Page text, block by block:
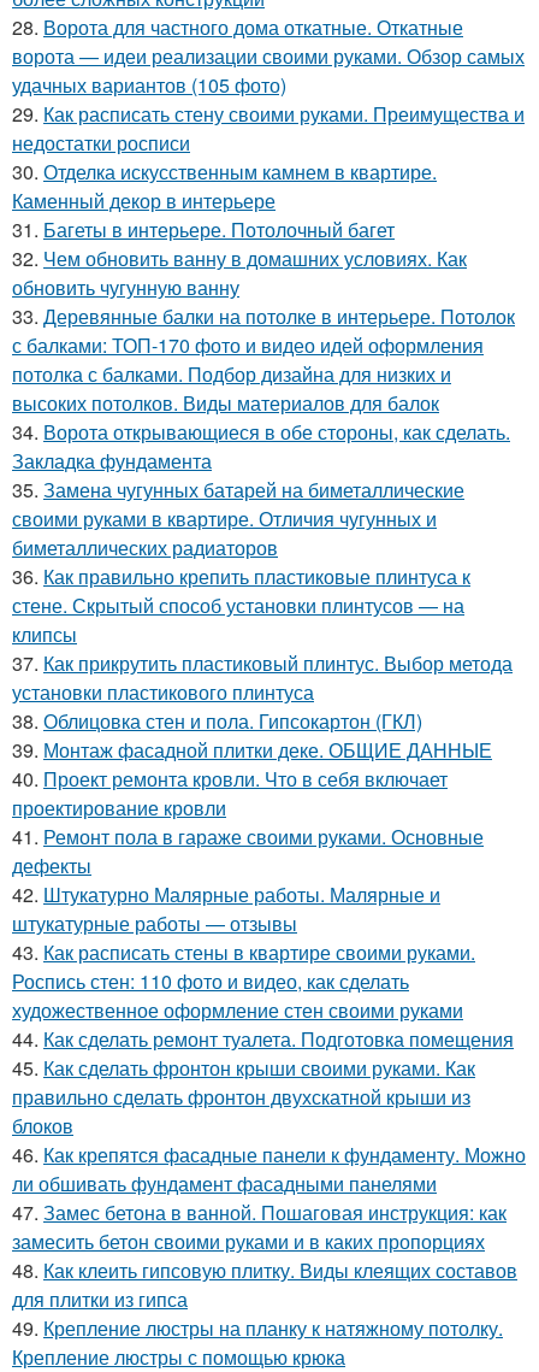
28. Ворота для частного дома откатные. Откатные
ворота — идеи реализации своими руками. Обзор самых
удачных вариантов (105 фото)
29. Как расписать стену своими руками. Преимущества и
недостатки росписи
30. Отделка искусственным камнем в квартире.
Каменный декор в интерьере
31. Багеты в интерьере. Потолочный багет
32. Чем обновить ванну в домашних условиях. Как
обновить чугунную ванну
33. Деревянные балки на потолке в интерьере. Потолок
с балками: ТОП-170 фото и видео идей оформления
потолка с балками. Подбор дизайна для низких и
высоких потолков. Виды материалов для балок
34. Ворота открывающиеся в обе стороны, как сделать.
Закладка фундамента
35. Замена чугунных батарей на биметаллические
своими руками в квартире. Отличия чугунных и
биметаллических радиаторов
36. Как правильно крепить пластиковые плинтуса к
стене. Скрытый способ установки плинтусов — на
клипсы
37. Как прикрутить пластиковый плинтус. Выбор метода
установки пластикового плинтуса
38. Облицовка стен и пола. Гипсокартон (ГКЛ)
39. Монтаж фасадной плитки деке. ОБЩИЕ ДАННЫЕ
40. Проект ремонта кровли. Что в себя включает
проектирование кровли
41. Ремонт пола в гараже своими руками. Основные
дефекты
42. Штукатурно Малярные работы. Малярные и
штукатурные работы — отзывы
43. Как расписать стены в квартире своими руками.
Роспись стен: 110 фото и видео, как сделать
художественное оформление стен своими руками
44. Как сделать ремонт туалета. Подготовка помещения
45. Как сделать фронтон крыши своими руками. Как
правильно сделать фронтон двухскатной крыши из
блоков
46. Как крепятся фасадные панели к фундаменту. Можно
ли обшивать фундамент фасадными панелями
47. Замес бетона в ванной. Пошаговая инструкция: как
замесить бетон своими руками и в каких пропорциях
48. Как клеить гипсовую плитку. Виды клеящих составов
для плитки из гипса
49. Крепление люстры на планку к натяжному потолку.
Крепление люстры с помощью крюка